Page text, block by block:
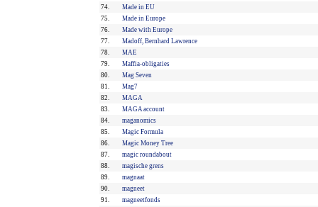
74.
Made in EU
75.
Made in Europe
76.
Made with Europe
77.
Madoff, Bernhard Lawrence
78.
MAE
79.
Maffia-obligaties
80.
Mag Seven
81.
Mag7
82.
MAGA
83.
MAGA account
84.
maganomics
85.
Magic Formula
86.
Magic Money Tree
87.
magic roundabout
88.
magische grens
89.
magnaat
90.
magneet
91.
magneetfonds